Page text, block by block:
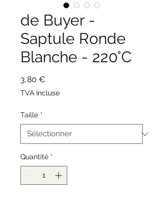
de Buyer -
Saptule Ronde
Blanche - 220°C
3,80 €
TVA Incluse
Taille *
Quantité *